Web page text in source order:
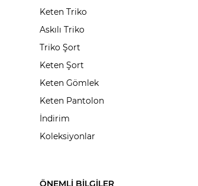
Keten Triko
Askılı Triko
Triko Şort
Keten Şort
Keten Gömlek
Keten Pantolon
İndirim
Koleksiyonlar
ÖNEMLİ BİLGİLER